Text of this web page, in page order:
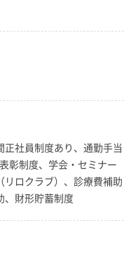
社員制度あり、通勤手当
彰制度、学会・セミナー
ロクラブ）、診療費補助
、財形貯蓄制度